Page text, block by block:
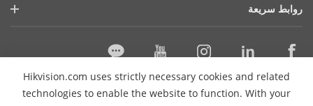
Hikvision.com uses strictly necessary cookies and related
technologies to enable the website to function. With your
اتصل بنا
قصص النجاح
روابط سريعة
أماكن الشراء
الدعم عبر الإنترنت
اتصل بنا